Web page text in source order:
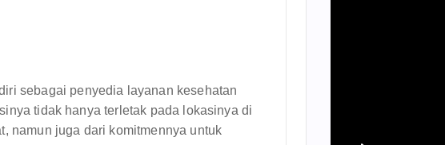
sebagai penyedia layanan kesehatan
tidak hanya terletak pada lokasinya di
namun juga dari komitmennya untuk